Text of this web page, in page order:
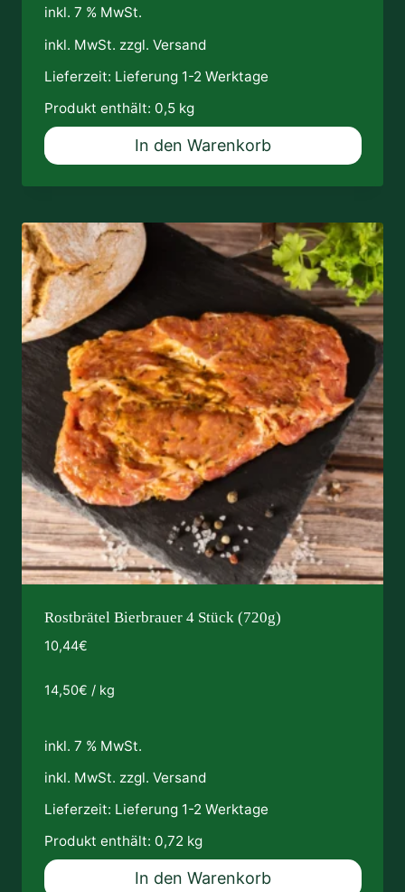
inkl. 7 % MwSt.
inkl. MwSt. zzgl. Versand
Lieferzeit: Lieferung 1-2 Werktage
Produkt enthält: 0,5 kg
In den Warenkorb
Rostbrätel Bierbrauer 4 Stück (720g)
10,44€
14,50€ / kg
inkl. 7 % MwSt.
inkl. MwSt. zzgl. Versand
Lieferzeit: Lieferung 1-2 Werktage
Produkt enthält: 0,72 kg
In den Warenkorb